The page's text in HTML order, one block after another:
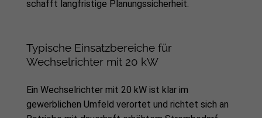
schafft langfristige Planungssicherheit.
Typische Einsatzbereiche für
Wechselrichter mit 20 kW
Ein Wechselrichter mit 20 kW ist klar im
gewerblichen Umfeld verortet und richtet sich an